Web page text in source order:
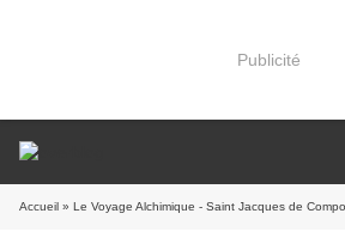
Publicité
Accueil » Le Voyage Alchimique - Saint Jacques de